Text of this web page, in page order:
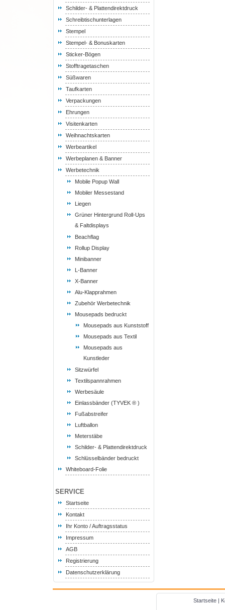
Schilder- & Plattendirektdruck
Schreibtischunterlagen
Stempel
Stempel- & Bonuskarten
Sticker-Bögen
Stofftragetaschen
Süßwaren
Taufkarten
Verpackungen
Ehrungen
Visitenkarten
Weihnachtskarten
Werbeartikel
Werbeplanen & Banner
Werbetechnik
Mobile Popup Wall
Mobiler Messestand
Liegen
Grüner Hintergrund Roll-Ups
& Faltdisplays
Beachflag
Rollup Display
Minibanner
L-Banner
X-Banner
Alu-Klapprahmen
Zubehör Werbetechnik
Mousepads bedruckt
Mousepads aus Kunststoff
Mousepads aus Textil
Mousepads aus
Kunstleder
Sitzwürfel
Textilspannrahmen
Werbesäule
Einlassbänder (TYVEK ® )
Fußabstreifer
Luftballon
Meterstäbe
Schilder- & Plattendirektdruck
Schlüsselbänder bedruckt
Whiteboard-Folie
SERVICE
Startseite
Kontakt
Ihr Konto / Auftragsstatus
Impressum
AGB
Registrierung
Datenschutzerklärung
Startseite |